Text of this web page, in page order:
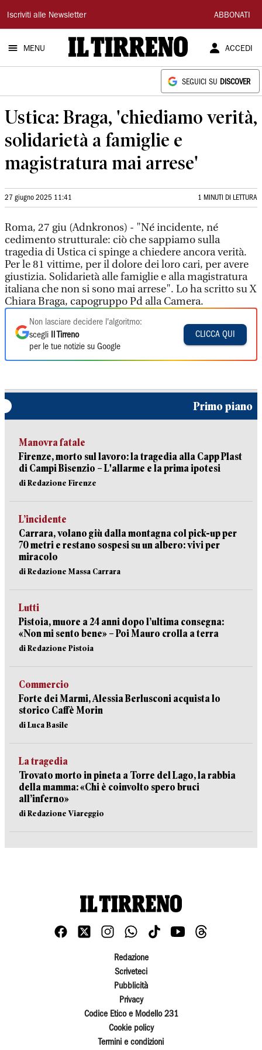
Il
Tirreno
Iscriviti alle Newsletter ABBONATI
MENU ACCEDI
SEGUICI SU DISCOVER
Ustica: Braga, 'chiediamo verità,
solidarietà a famiglie e
magistratura mai arrese'
27 giugno 2025 11:41 1 MINUTI DI LETTURA
Roma, 27 giu (Adnkronos) - "Né incidente, né
cedimento strutturale: ciò che sappiamo sulla
tragedia di Ustica ci spinge a chiedere ancora verità.
Per le 81 vittime, per il dolore dei loro cari, per avere
giustizia. Solidarietà alle famiglie e alla magistratura
italiana che non si sono mai arrese". Lo ha scritto su X
Chiara Braga, capogruppo Pd alla Camera.
Non lasciare decidere l'algoritmo:
scegli
Il Tirreno
per le tue notizie su Google
CLICCA QUI
Primo piano
Manovra fatale
Firenze, morto sul lavoro: la tragedia alla Capp Plast
di Campi Bisenzio – L'allarme e la prima ipotesi
di Redazione Firenze
L’incidente
Carrara, volano giù dalla montagna col pick-up per
70 metri e restano sospesi su un albero: vivi per
miracolo
di Redazione Massa Carrara
Lutti
Pistoia, muore a 24 anni dopo l’ultima consegna:
«Non mi sento bene» – Poi Mauro crolla a terra
di Redazione Pistoia
Commercio
Forte dei Marmi, Alessia Berlusconi acquista lo
storico Caffè Morin
di Luca Basile
La tragedia
Trovato morto in pineta a Torre del Lago, la rabbia
della mamma: «Chi è coinvolto spero bruci
all’inferno»
di Redazione Viareggio
Redazione
Scriveteci
Pubblicità
Privacy
Codice Etico e Modello 231
Cookie policy
Termini e condizioni